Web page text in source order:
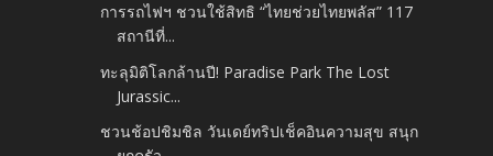
การรถไฟฯ ชวนใช้สิทธิ “ไทยช่วยไทยพลัส” 117
สถานีที่...
ทะลุมิติโลกล้านปี! Paradise Park The Lost
Jurassic...
ชวนช้อปชิมชิล วันเดย์ทริปเช็คอินความสุข สนุก